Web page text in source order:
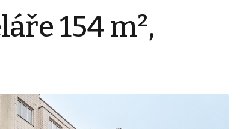
154 m²,